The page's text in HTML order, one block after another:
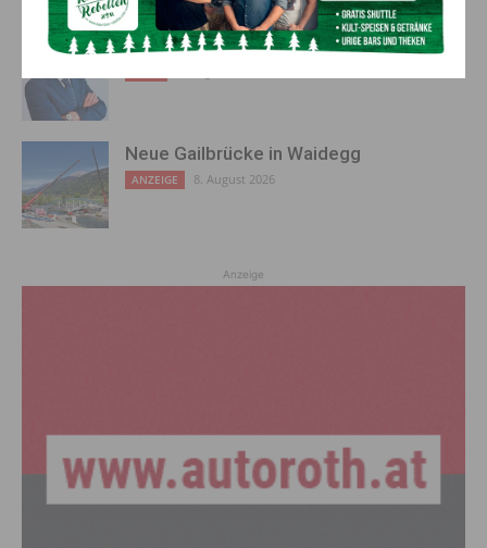
Multitalent prägt kulturelle Landschaft
Neue Gailbrücke in Waidegg
ANZEIGE 8. August 2026
Anzeige